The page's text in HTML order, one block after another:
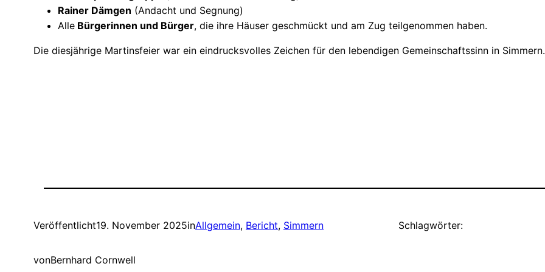
Rainer Dämgen (Andacht und Segnung)
Alle Bürgerinnen und Bürger, die ihre Häuser geschmückt und am Zug teilgenommen haben.
Die diesjährige Martinsfeier war ein eindrucksvolles Zeichen für den lebendigen Gemeinschaftssinn in Simmern.
Veröffentlicht19. November 2025inAllgemein, Bericht, Simmern
vonBernhard Cornwell
Schlagwörter: